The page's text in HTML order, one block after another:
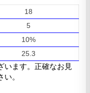
18
5
10%
25.3
います。正確なお見
。